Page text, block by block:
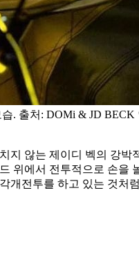
. 출처: DOMi & JD BECK
지 않는 제이디 벡의 강박
위에서 전투적으로 손을
개전투를 하고 있는 것처